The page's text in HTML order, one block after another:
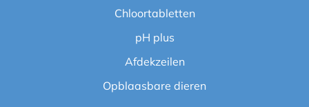
Chloortabletten
pH plus
Afdekzeilen
Opblaasbare dieren